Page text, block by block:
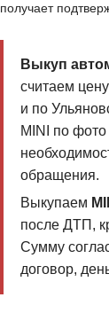
получает
Выкуп
считаем
и по
MINI по
обращения.
Выкупаем
после ДТП,
Сумму
договор,